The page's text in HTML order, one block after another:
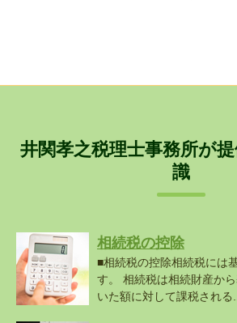
井関孝之税理士事務所が
識
相続税の控除
■相続税の控除相続税には
す。 相続税は相続財産か
いた額に対して課税される